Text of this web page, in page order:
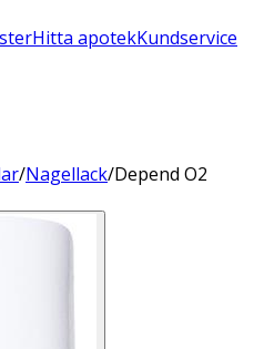
Hitta apotekKundservice
/Nagellack/Depend O2